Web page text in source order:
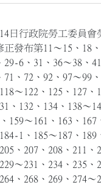
日行政院勞工委員會
正發布第11～15、18
6、31、36～38、
71、72、92、97～99
～122、125、127、
、132、134、138～
159～161、163、167
1、185～187、189
、207、208、211、
～231、234、235、
、268、269、274～